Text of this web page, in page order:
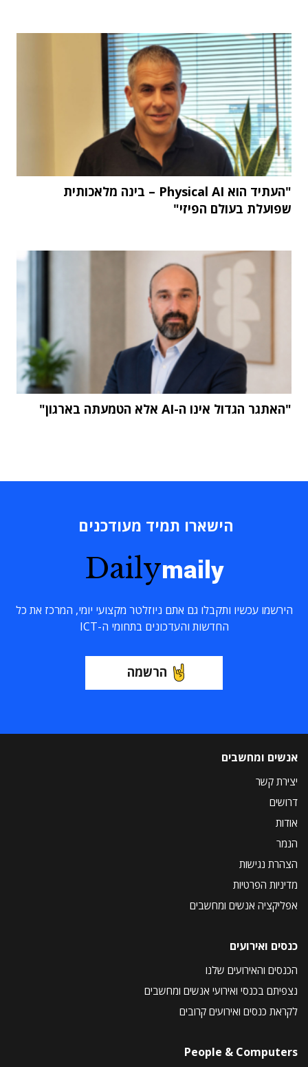
"העתיד הוא Physical AI – בינה מלאכותית
שפועלת בעולם הפיזי"
"האתגר הגדול אינו ה-AI אלא הטמעתה בארגון"
הישארו תמיד מעודכנים
Dailymaily
הירשמו עכשיו ותקבלו גם אתם ניוזלטר מקצועי יומי, המרכז את כל
החדשות והעדכונים בתחומי ה-ICT
הרשמה
אנשים ומחשבים
יצירת קשר
דרושים
אודות
הנמר
הצהרת נגישות
מדיניות הפרטיות
אפליקציה אנשים ומחשבים
כנסים ואירועים
הכנסים והאירועים שלנו
נצפיתם בכנסי ואירועי אנשים ומחשבים
לקראת כנסים ואירועים קרובים
People & Computers